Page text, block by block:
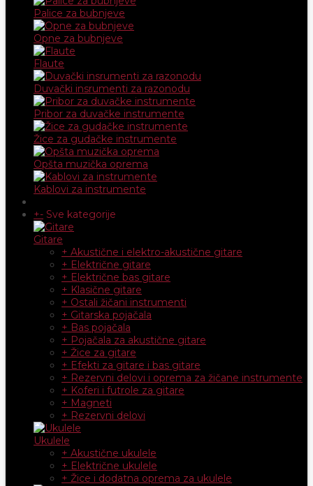
Palice za bubnjeve
Opne za bubnjeve
Flaute
Duvački insrumenti za razonodu
Pribor za duvačke instrumente
Žice za gudačke instrumente
Opšta muzička oprema
Kablovi za instrumente
+- Sve kategorije
Gitare
+ Akustične i elektro-akustične gitare
+ Električne gitare
+ Električne bas gitare
+ Klasične gitare
+ Ostali žičani instrumenti
+ Gitarska pojačala
+ Bas pojačala
+ Pojačala za akustične gitare
+ Žice za gitare
+ Efekti za gitare i bas gitare
+ Rezervni delovi i oprema za žičane instrumente
+ Koferi i futrole za gitare
+ Magneti
+ Rezervni delovi
Ukulele
+ Akustične ukulele
+ Električne ukulele
+ Žice i dodatna oprema za ukulele